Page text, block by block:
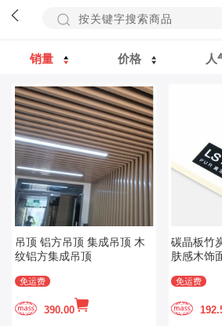
销量 价格 人
吊顶 铝方吊顶 集成吊顶 木
纹铝方集成吊顶
免运费
390.00
碳晶板竹
肤感木饰
免运费